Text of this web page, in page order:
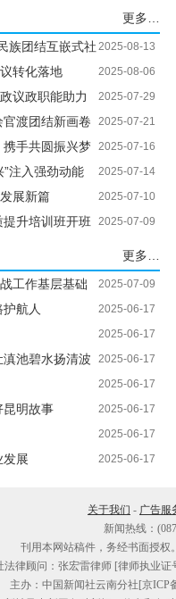
绘团结锦
共”注入新活力
更多…
2025-08-13
族团结互嵌式社
2025-08-06
转化落地
2025-07-29
议政职能助力
2025-07-21
渡团结新画卷
2025-07-16
手共圆振兴梦
2025-07-14
注入强劲动能
2025-07-10
展新篇
2025-07-09
升培训班开班
更多…
2025-07-09
工作基层基础
2025-06-17
航人
2025-06-17
2025-06-17
池碧水扬清波
2025-06-17
2025-06-17
昆明故事
2025-06-17
2025-06-17
发展
关于我们 - 广告服
新闻热线：
刊用本网站稿件，务经书面授权
律顾问：张宏雷律师 [律师执业证
主办：中国新闻社云南分社[京ICP